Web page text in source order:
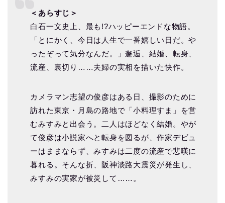
＜あらすじ＞
白石一文史上、最も!?ハッピーエンドな物語。
「とにかく、今日は人生で一番嬉しい日だ。や
ったぞって気分なんだ。」邂逅、結婚、転身、
流産、裏切り……夫婦の実相を描いた快作。
カメラマン志望の俊彦はある日、撮影のために
訪れた東京・月島の路地で「小料理すま」を営
むみすみと出会う。二人はほどなく結婚。やが
て俊彦は小説家へと転身を図るが、作家デビュ
ーはままならず、みすみは二度の流産で悲嘆に
暮れる。そんな折、阪神淡路大震災が発生し、
みすみの実家が被災して……。